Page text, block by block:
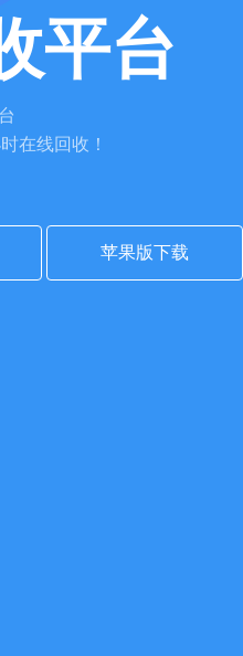
平台
在线回收！
苹果版下载